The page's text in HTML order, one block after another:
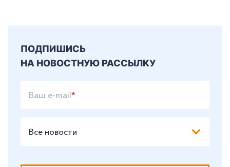
ПОДПИШИСЬ
НА НОВОСТНУЮ РАССЫЛКУ
Ваш e-mail*
Все новости